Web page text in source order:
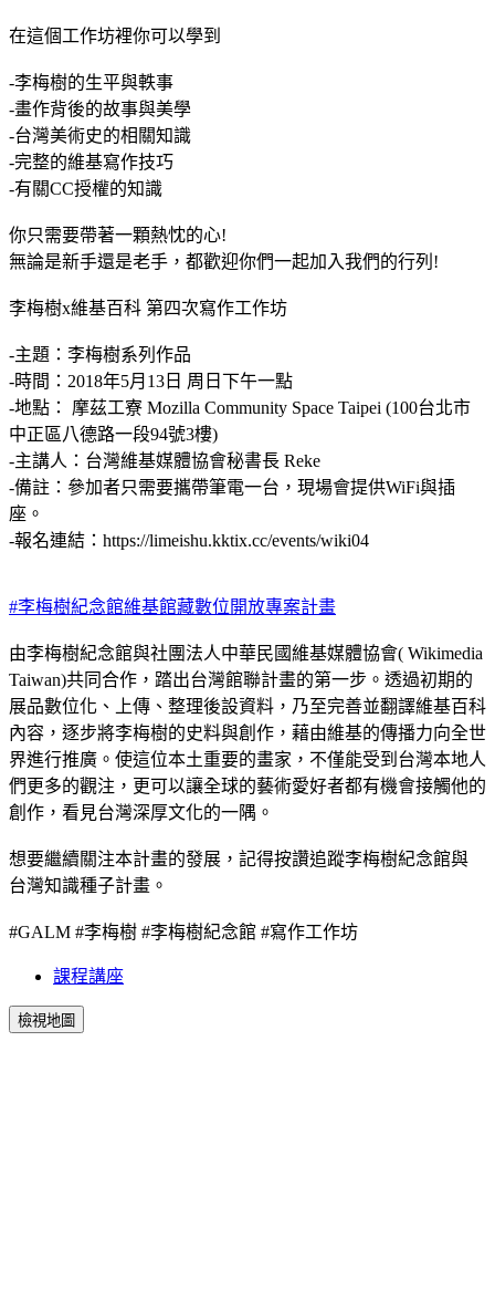
在這個工作坊裡你可以學到
-李梅樹的生平與軼事
-畫作背後的故事與美學
-台灣美術史的相關知識
-完整的維基寫作技巧
-有關CC授權的知識
你只需要帶著一顆熱忱的心!
無論是新手還是老手，都歡迎你們一起加入我們的行列!
李梅樹x維基百科 第四次寫作工作坊
-主題：李梅樹系列作品
-時間：2018年5月13日 周日下午一點
-地點： 摩茲工寮 Mozilla Community Space Taipei (100台北市
中正區八德路一段94號3樓)
-主講人：台灣維基媒體協會秘書長 Reke
-備註：參加者只需要攜帶筆電一台，現場會提供WiFi與插
座。
-報名連結：https://limeishu.kktix.cc/events/wiki04
#李梅樹紀念館維基館藏數位開放專案計畫
由李梅樹紀念館與社團法人中華民國維基媒體協會( Wikimedia
Taiwan)共同合作，踏出台灣館聯計畫的第一步。透過初期的
展品數位化、上傳、整理後設資料，乃至完善並翻譯維基百科
內容，逐步將李梅樹的史料與創作，藉由維基的傳播力向全世
界進行推廣。使這位本土重要的畫家，不僅能受到台灣本地人
們更多的觀注，更可以讓全球的藝術愛好者都有機會接觸他的
創作，看見台灣深厚文化的一隅。
想要繼續關注本計畫的發展，記得按讚追蹤李梅樹紀念館與
台灣知識種子計畫 。
#GALM #李梅樹 #李梅樹紀念館 #寫作工作坊
課程講座
檢視地圖